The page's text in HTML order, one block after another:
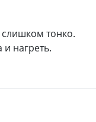
тонко.
нагреть.